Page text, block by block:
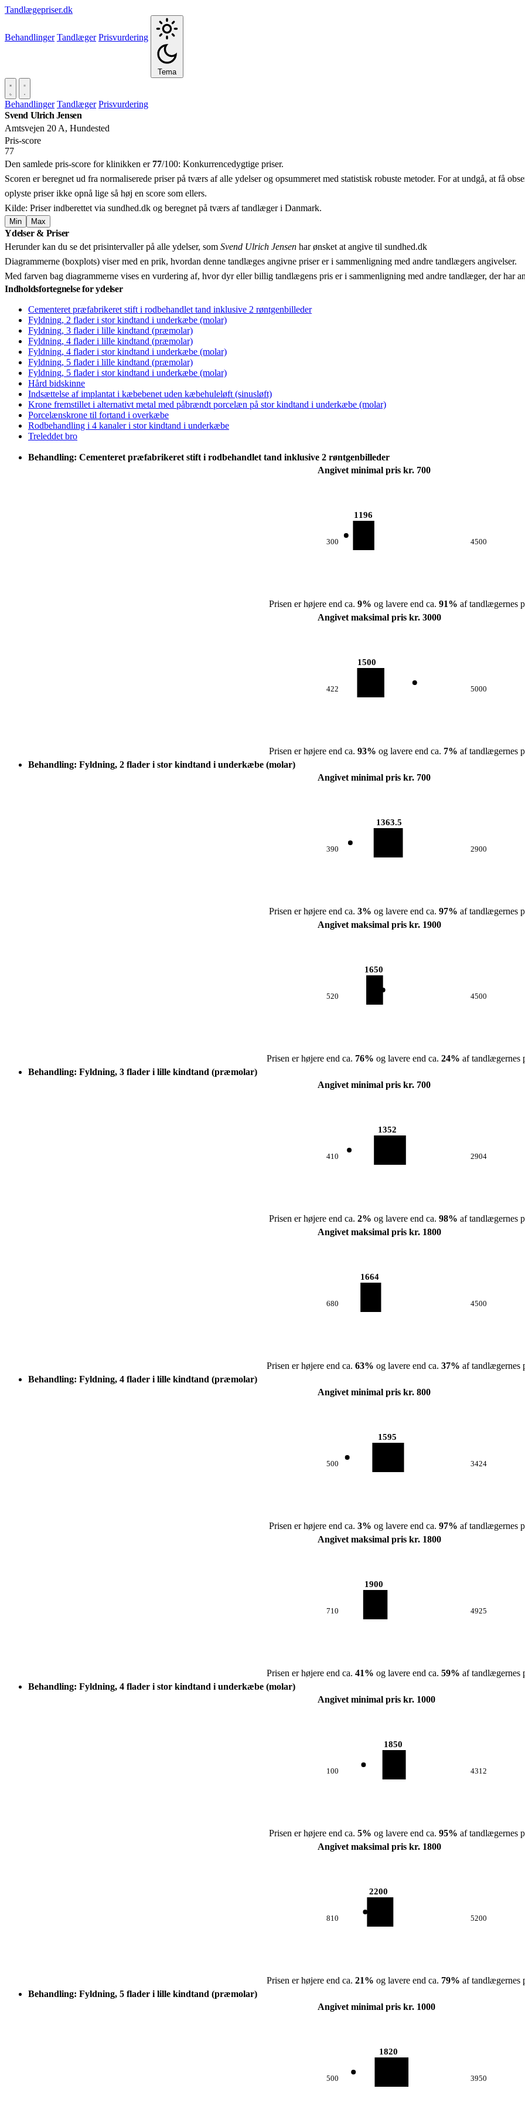
Tandlægepriser.dk
Behandlinger Tandlæger Prisvurdering
Tema
Behandlinger Tandlæger Prisvurdering
Svend Ulrich Jensen
Amtsvejen 20 A, Hundested
Pris‑score
77
Den samlede pris-score for klinikken er 77/100: Konkurrencedygtige priser.
Scoren er beregnet ud fra normaliserede priser på tværs af alle ydelser og opsummeret med statistisk robuste metoder. For at undgå, at få
oplyste priser ikke opnå lige så høj en score som ellers.
Kilde: Priser indberettet via sundhed.dk og beregnet på tværs af tandlæger i Danmark.
Min Max
+
−
Ydelser & Priser
Herunder kan du se det prisintervaller på alle ydelser, som Svend Ulrich Jensen har ønsket at angive til sundhed.dk
Diagrammerne (boxplots) viser med en prik, hvordan denne tandlæges angivne priser er i sammenligning med andre tandlægers angivelser.
Med farven bag diagrammerne vises en vurdering af, hvor dyr eller billig tandlægens pris er i sammenligning med andre tandlæger, der har
Indholdsfortegnelse for ydelser
Cementeret præfabrikeret stift i rodbehandlet tand inklusive 2 røntgenbilleder
Fyldning, 2 flader i stor kindtand i underkæbe (molar)
Fyldning, 3 flader i lille kindtand (præmolar)
Fyldning, 4 flader i lille kindtand (præmolar)
Fyldning, 4 flader i stor kindtand i underkæbe (molar)
Fyldning, 5 flader i lille kindtand (præmolar)
Fyldning, 5 flader i stor kindtand i underkæbe (molar)
Hård bidskinne
Indsættelse af implantat i kæbebenet uden kæbehuleløft (sinusløft)
Krone fremstillet i alternativt metal med påbrændt porcelæn på stor kindtand i underkæbe (molar)
Porcelænskrone til fortand i overkæbe
Rodbehandling i 4 kanaler i stor kindtand i underkæbe
Treleddet bro
Behandling: Cementeret præfabrikeret stift i rodbehandlet tand inklusive 2 røntgenbilleder
Angivet minimal pris kr. 700
300
1196
4500
Prisen er højere end ca. 9% og lavere end ca. 91% af tandlægernes
Angivet maksimal pris kr. 3000
422
1500
5000
Prisen er højere end ca. 93% og lavere end ca. 7% af tandlægernes
Behandling: Fyldning, 2 flader i stor kindtand i underkæbe (molar)
Angivet minimal pris kr. 700
390
1363.5
2900
Prisen er højere end ca. 3% og lavere end ca. 97% af tandlægernes
Angivet maksimal pris kr. 1900
520
1650
4500
Prisen er højere end ca. 76% og lavere end ca. 24% af tandlægernes
Behandling: Fyldning, 3 flader i lille kindtand (præmolar)
Angivet minimal pris kr. 700
410
1352
2904
Prisen er højere end ca. 2% og lavere end ca. 98% af tandlægernes
Angivet maksimal pris kr. 1800
680
1664
4500
Prisen er højere end ca. 63% og lavere end ca. 37% af tandlægernes
Behandling: Fyldning, 4 flader i lille kindtand (præmolar)
Angivet minimal pris kr. 800
500
1595
3424
Prisen er højere end ca. 3% og lavere end ca. 97% af tandlægernes
Angivet maksimal pris kr. 1800
710
1900
4925
Prisen er højere end ca. 41% og lavere end ca. 59% af tandlægernes
Behandling: Fyldning, 4 flader i stor kindtand i underkæbe (molar)
Angivet minimal pris kr. 1000
100
1850
4312
Prisen er højere end ca. 5% og lavere end ca. 95% af tandlægernes
Angivet maksimal pris kr. 1800
810
2200
5200
Prisen er højere end ca. 21% og lavere end ca. 79% af tandlægernes
Behandling: Fyldning, 5 flader i lille kindtand (præmolar)
Angivet minimal pris kr. 1000
500
1820
3950